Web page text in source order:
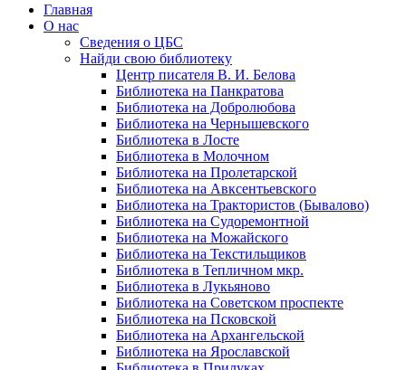
Главная
О нас
Сведения о ЦБС
Найди свою библиотеку
Центр писателя В. И. Белова
Библиотека на Панкратова
Библиотека на Добролюбова
Библиотека на Чернышевского
Библиотека в Лосте
Библиотека в Молочном
Библиотека на Пролетарской
Библиотека на Авксентьевского
Библиотека на Трактористов (Бывалово)
Библиотека на Судоремонтной
Библиотека на Можайского
Библиотека на Текстильщиков
Библиотека в Тепличном мкр.
Библиотека в Лукьяново
Библиотека на Советском проспекте
Библиотека на Псковской
Библиотека на Архангельской
Библиотека на Ярославской